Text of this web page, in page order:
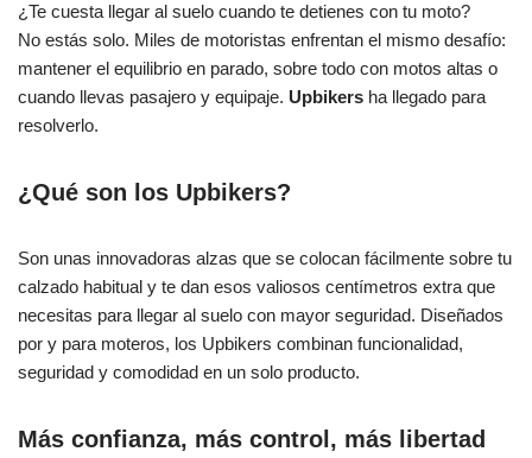
¿Te cuesta llegar al suelo cuando te detienes con tu moto?
No estás solo. Miles de motoristas enfrentan el mismo desafío:
mantener el equilibrio en parado, sobre todo con motos altas o
cuando llevas pasajero y equipaje. Upbikers ha llegado para
resolverlo.
¿Qué son los Upbikers?
Son unas innovadoras alzas que se colocan fácilmente sobre tu
calzado habitual y te dan esos valiosos centímetros extra que
necesitas para llegar al suelo con mayor seguridad. Diseñados
por y para moteros, los Upbikers combinan funcionalidad,
seguridad y comodidad en un solo producto.
Más confianza, más control, más libertad